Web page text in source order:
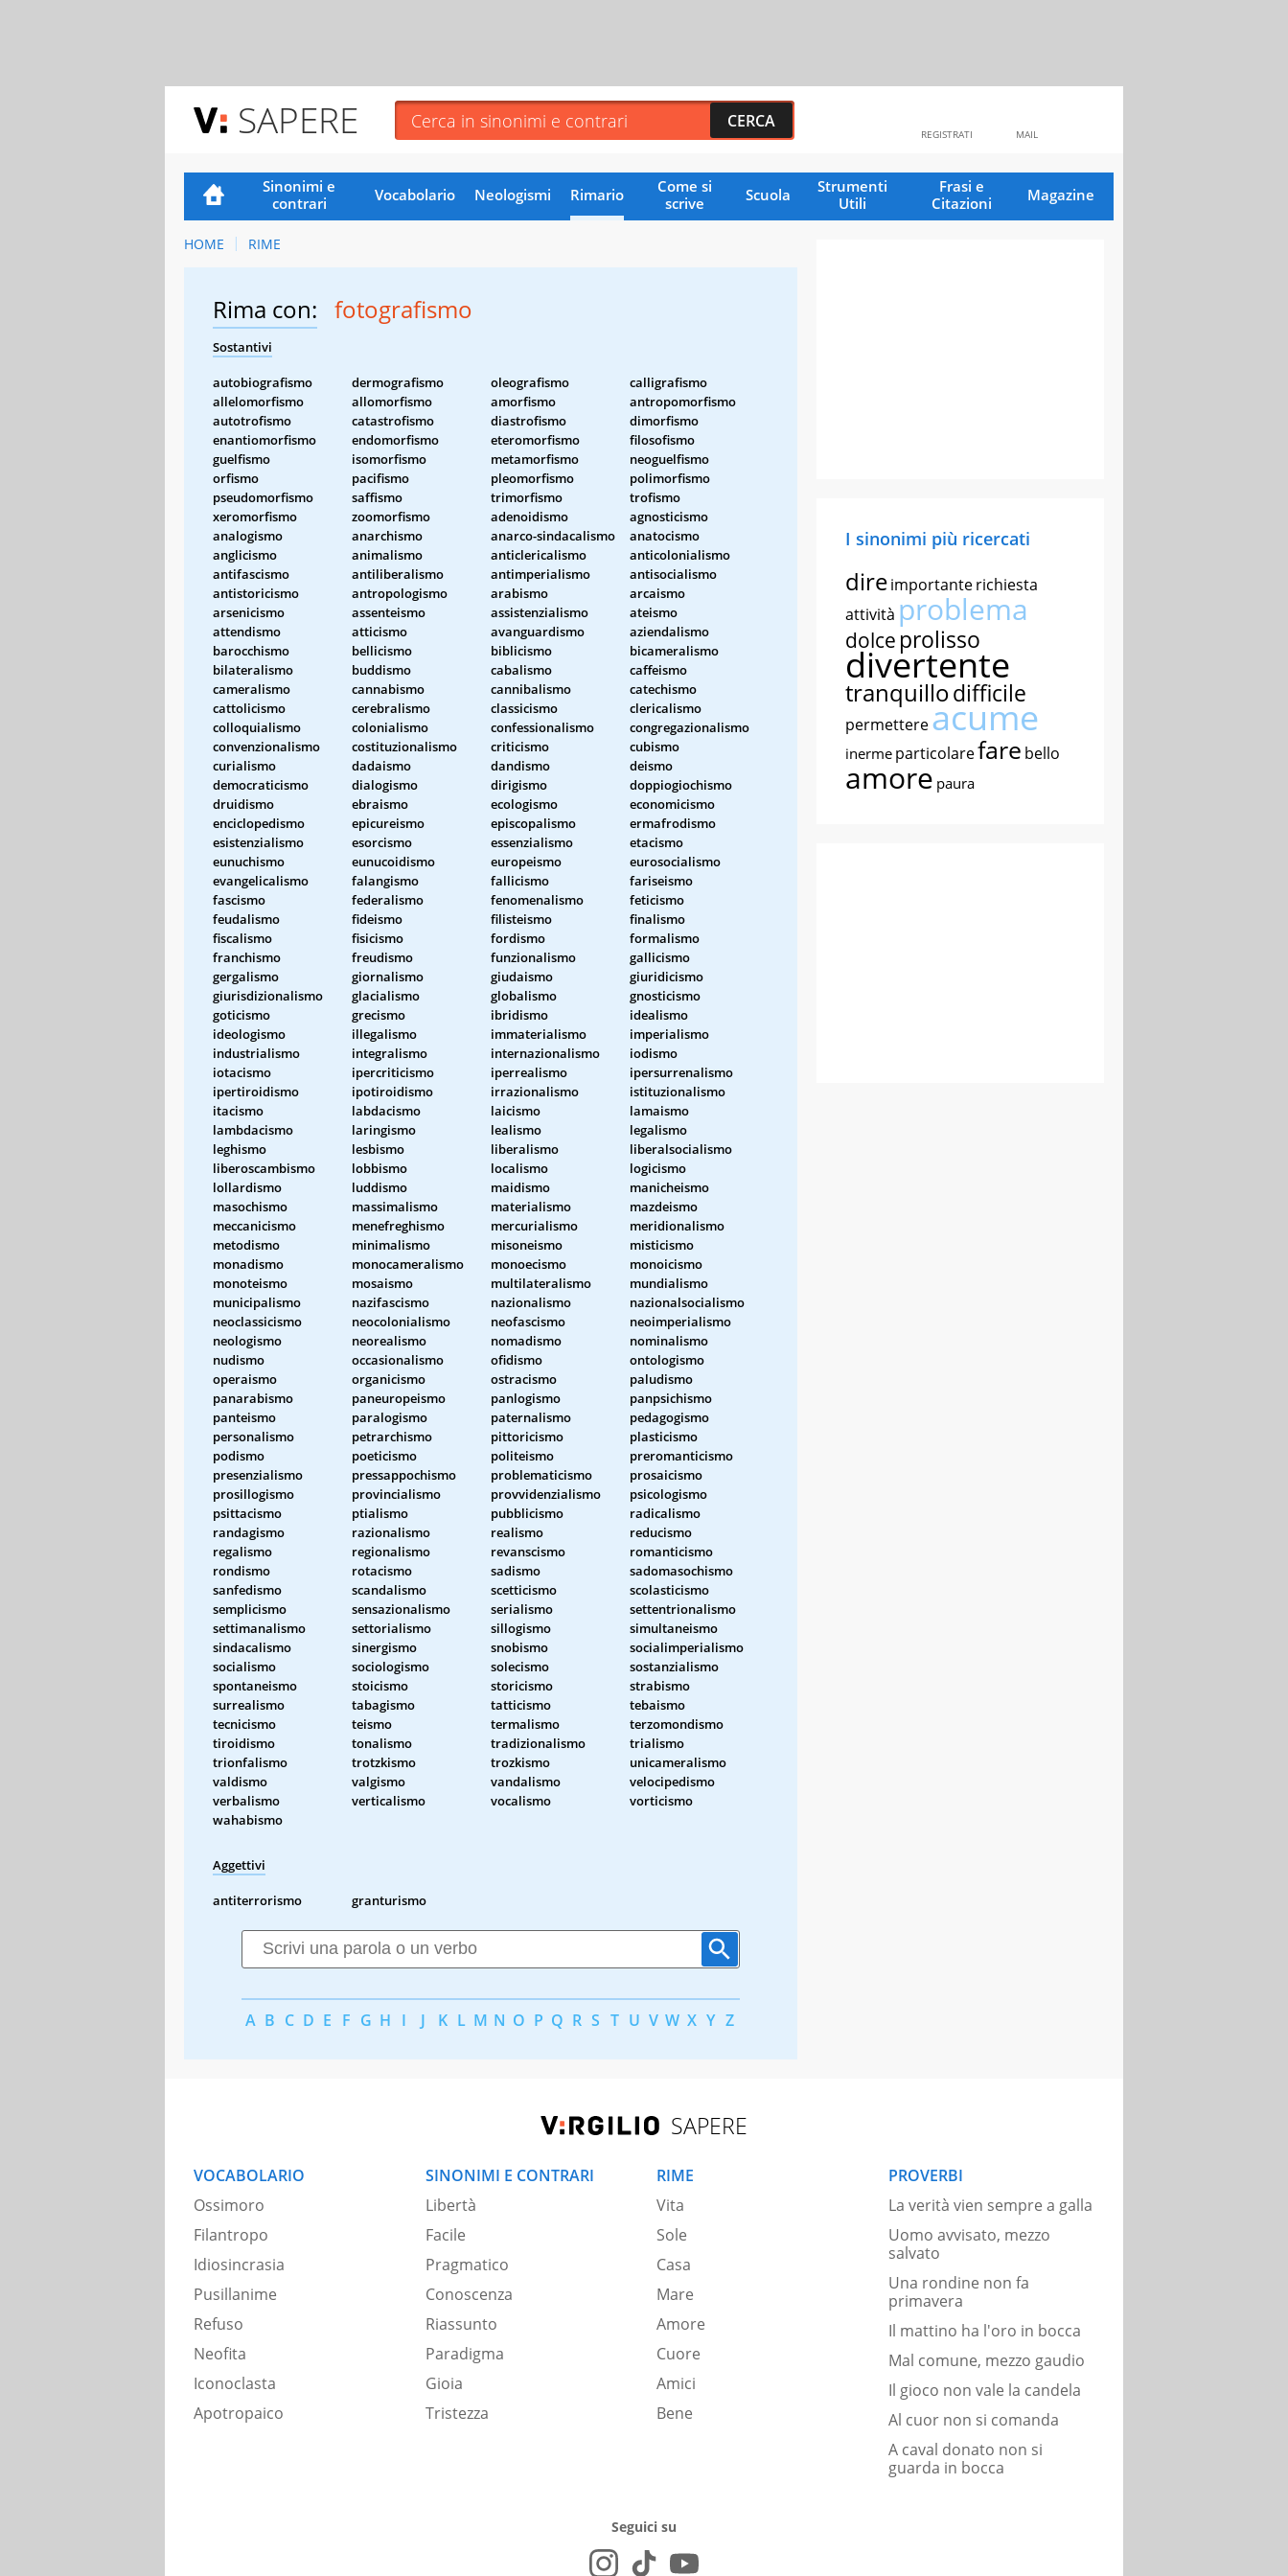
SAPERE MAIL
REGISTRATI
Sinonimi e
contrari
Vocabolario Neologismi Rimario
Come si
scrive
Scuola
Strumenti
Utili
Frasi e
Citazioni
Magazine
HOME RIME
Rima con: fotografismo
Sostantivi
autobiografismo dermografismo oleografismo
calligrafismo
allelomorfismo
allomorfismo amorfismo
antropomorfismo
autotrofismo
catastrofismo diastrofismo
dimorfismo
enantiomorfismo
endomorfismo eteromorfismo
filosofismo
guelfismo
isomorfismo metamorfismo
neoguelfismo
orfismo
pacifismo pleomorfismo
polimorfismo
pseudomorfismo
saffismo trimorfismo
trofismo
xeromorfismo
zoomorfismo adenoidismo
agnosticismo
analogismo
anarchismo anarco-sindacalismo
anatocismo
anglicismo
animalismo anticlericalismo
anticolonialismo
antifascismo
antiliberalismo antimperialismo
antisocialismo
antistoricismo
antropologismo arabismo
arcaismo
arsenicismo
assenteismo assistenzialismo
ateismo
attendismo
atticismo avanguardismo
aziendalismo
barocchismo
bellicismo biblicismo
bicameralismo
bilateralismo
buddismo cabalismo
caffeismo
cameralismo
cannabismo cannibalismo
catechismo
cattolicismo
cerebralismo classicismo
clericalismo
colloquialismo
colonialismo confessionalismo
congregazionalismo
convenzionalismo
costituzionalismo criticismo
cubismo
curialismo
dadaismo dandismo
deismo
democraticismo
dialogismo dirigismo
doppiogiochismo
druidismo
ebraismo ecologismo
economicismo
enciclopedismo
epicureismo episcopalismo
ermafrodismo
esistenzialismo
esorcismo essenzialismo
etacismo
eunuchismo
eunucoidismo europeismo
eurosocialismo
evangelicalismo
falangismo fallicismo
fariseismo
fascismo
federalismo fenomenalismo
feticismo
feudalismo
fideismo filisteismo
finalismo
fiscalismo
fisicismo fordismo
formalismo
franchismo
freudismo funzionalismo
gallicismo
gergalismo
giornalismo giudaismo
giuridicismo
giurisdizionalismo
glacialismo globalismo
gnosticismo
goticismo
grecismo ibridismo
idealismo
ideologismo
illegalismo immaterialismo
imperialismo
industrialismo
integralismo internazionalismo
iodismo
iotacismo
ipercriticismo iperrealismo
ipersurrenalismo
ipertiroidismo
ipotiroidismo irrazionalismo
istituzionalismo
itacismo
labdacismo laicismo
lamaismo
lambdacismo
laringismo lealismo
legalismo
leghismo
lesbismo liberalismo
liberalsocialismo
liberoscambismo
lobbismo localismo
logicismo
lollardismo
luddismo maidismo
manicheismo
masochismo
massimalismo materialismo
mazdeismo
meccanicismo
menefreghismo mercurialismo
meridionalismo
metodismo
minimalismo misoneismo
misticismo
monadismo
monocameralismo monoecismo
monoicismo
monoteismo
mosaismo multilateralismo
mundialismo
municipalismo
nazifascismo nazionalismo
nazionalsocialismo
neoclassicismo
neocolonialismo neofascismo
neoimperialismo
neologismo
neorealismo nomadismo
nominalismo
nudismo
occasionalismo ofidismo
ontologismo
operaismo
organicismo ostracismo
paludismo
panarabismo
paneuropeismo panlogismo
panpsichismo
panteismo
paralogismo paternalismo
pedagogismo
personalismo
petrarchismo pittoricismo
plasticismo
podismo
poeticismo politeismo
preromanticismo
presenzialismo
pressappochismo problematicismo
prosaicismo
prosillogismo
provincialismo provvidenzialismo
psicologismo
psittacismo
ptialismo pubblicismo
radicalismo
randagismo
razionalismo realismo
reducismo
regalismo
regionalismo revanscismo
romanticismo
rondismo
rotacismo sadismo
sadomasochismo
sanfedismo
scandalismo scetticismo
scolasticismo
semplicismo
sensazionalismo serialismo
settentrionalismo
settimanalismo
settorialismo sillogismo
simultaneismo
sindacalismo
sinergismo snobismo
socialimperialismo
socialismo
sociologismo solecismo
sostanzialismo
spontaneismo
stoicismo storicismo
strabismo
surrealismo
tabagismo tatticismo
tebaismo
tecnicismo
teismo termalismo
terzomondismo
tiroidismo
tonalismo tradizionalismo
trialismo
trionfalismo
trotzkismo trozkismo
unicameralismo
valdismo
valgismo vandalismo
velocipedismo
verbalismo
verticalismo vocalismo
vorticismo
wahabismo
Aggettivi
antiterrorismo granturismo
A B C D E F G H I J K L M N O P Q R S T U V W X Y Z
I sinonimi più ricercati
direimportanterichiesta
attività problema
dolce prolisso
divertente
tranquillodifficile
permettereacume
inerme particolarefare bello
amore paura
SAPERE
VOCABOLARIO
Ossimoro
Filantropo
Idiosincrasia
Pusillanime
Refuso
Neofita
Iconoclasta
Apotropaico
SINONIMI E CONTRARI
Libertà
Facile
Pragmatico
Conoscenza
Riassunto
Paradigma
Gioia
Tristezza
RIME
Vita
Sole
Casa
Mare
Amore
Cuore
Amici
Bene
PROVERBI
La verità vien sempre a galla
Uomo avvisato, mezzo
salvato
Una rondine non fa
primavera
Il mattino ha l'oro in bocca
Mal comune, mezzo gaudio
Il gioco non vale la candela
Al cuor non si comanda
A caval donato non si
guarda in bocca
Seguici su